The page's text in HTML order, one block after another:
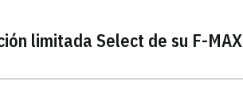
limitada Select de su F-MAX